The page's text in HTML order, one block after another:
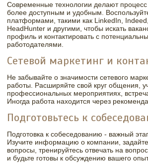
Современные технологии делают
более доступным и удобным.
платформами, такими как LinkedIn,
HeadHunter и другими, чтобы искать
профиль и контактировать с
работодателями.
Сетевой маркетинг и
Не забывайте о значимости сетевого
работы. Расширяйте свой круг общения,
профессиональных мероприятиях,
Иногда работа находится через
Подготовьтесь к
Подготовка к собеседованию - важный
Изучите информацию о компании,
вопросы, тренируйтесь отвечать на
и будьте готовы к обсуждению вашего